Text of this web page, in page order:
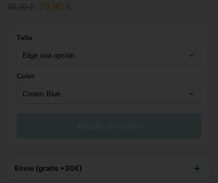
65,00€ 39,90 €
Talla
Color
Envío (gratis +30€)